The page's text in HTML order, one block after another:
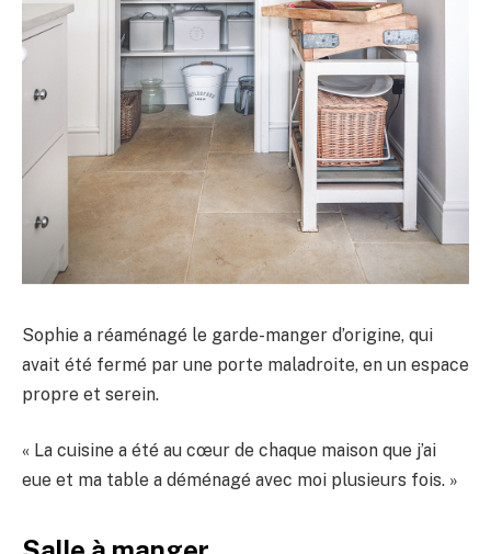
Sophie a réaménagé le garde-manger d’origine, qui
avait été fermé par une porte maladroite, en un espace
propre et serein.
« La cuisine a été au cœur de chaque maison que j’ai
eue et ma table a déménagé avec moi plusieurs fois. »